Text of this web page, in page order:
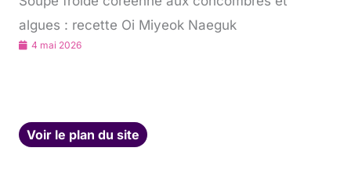
algues : recette Oi Miyeok Naeguk
4 mai 2026
Voir le plan du site